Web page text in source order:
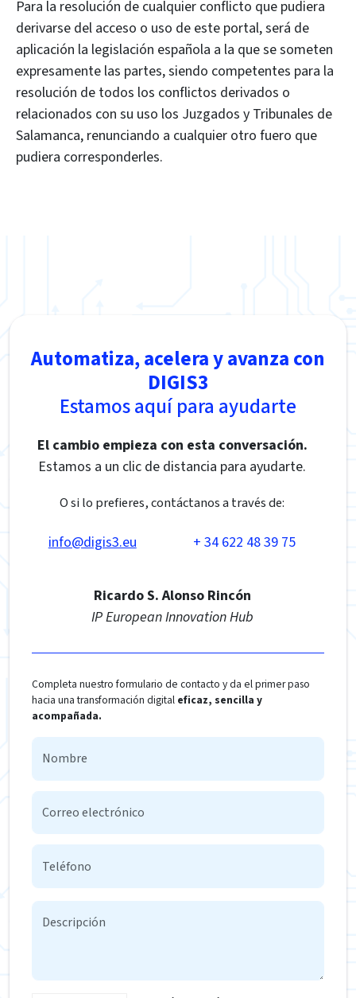
Para la resolución de cualquier conflicto que pudiera
derivarse del acceso o uso de este portal, será de
aplicación la legislación española a la que se someten
expresamente las partes, siendo competentes para la
resolución de todos los conflictos derivados o
relacionados con su uso los Juzgados y Tribunales de
Salamanca, renunciando a cualquier otro fuero que
pudiera corresponderles.
Automatiza, acelera y avanza con
DIGIS3
Estamos aquí para ayudarte
El cambio empieza con esta conversación.
Estamos a un clic de distancia para ayudarte.
O si lo prefieres, contáctanos a través de:
info@digis3.eu + 34 622 48 39 75
Ricardo S. Alonso Rincón
IP European Innovation Hub
Completa nuestro formulario de contacto y da el primer paso
hacia una transformación digital eficaz, sencilla y
acompañada.